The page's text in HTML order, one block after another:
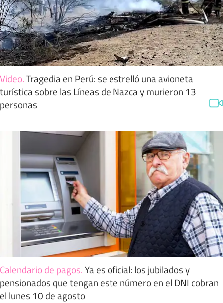
Video.Tragedia en Perú: se estrelló una avioneta
turística sobre las Líneas de Nazca y murieron 13
personas
Calendario de pagos.Ya es oficial: los jubilados y
pensionados que tengan este número en el DNI cobran
el lunes 10 de agosto